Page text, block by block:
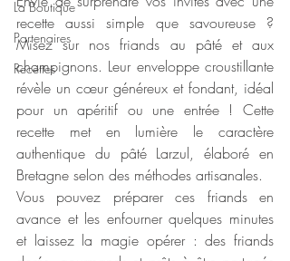
La Boutique
Partenaires
Recettes
recette aussi simple que savoureuse ?
Misez sur nos friands au pâté et aux
champignons. Leur enveloppe croustillante
révèle un cœur généreux et fondant, idéal
pour un apéritif ou une entrée ! Cette
recette met en lumière le caractère
authentique du pâté Larzul, élaboré en
Bretagne selon des méthodes artisanales.
Vous pouvez préparer ces friands en
avance et les enfourner quelques minutes
et laissez la magie opérer : des friands